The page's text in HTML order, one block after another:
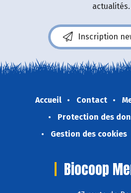
actualités.
Inscription
Accueil Contact
Protection des
Gestion des cookies
Biocoop